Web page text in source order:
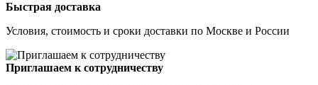
Быстрая доставка
Условия, стоимость и сроки доставки по Москве и России
Приглашаем к сотрудничеству